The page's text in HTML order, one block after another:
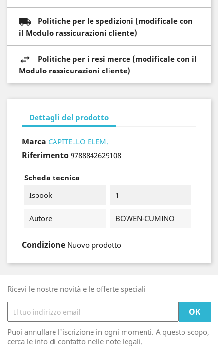
Politiche per le spedizioni (modificale con
il Modulo rassicurazioni cliente)
Politiche per i resi merce (modificale con il
Modulo rassicurazioni cliente)
Dettagli del prodotto
Marca CAPITELLO ELEM.
Riferimento 9788842629108
Scheda tecnica
Isbook
1
Autore BOWEN-CUMINO
Condizione Nuovo prodotto
Ricevi le nostre novità e le offerte speciali
Puoi annullare l'iscrizione in ogni momenti. A questo scopo,
cerca le info di contatto nelle note legali.